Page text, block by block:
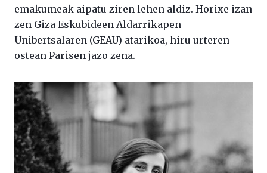
emakumeak aipatu ziren lehen aldiz. Horixe izan
zen Giza Eskubideen Aldarrikapen
Unibertsalaren (GEAU) atarikoa, hiru urteren
ostean Parisen jazo zena.